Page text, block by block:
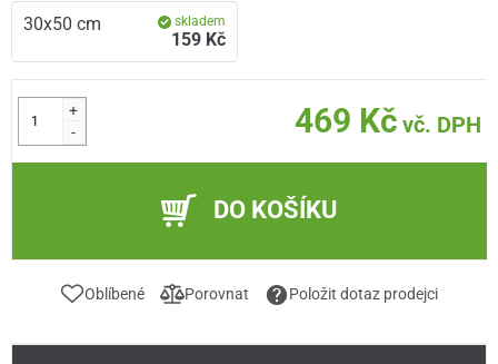
30x50 cm skladem
159 Kč
+
-
469 Kč vč. DPH
DO KOŠÍKU
Oblíbené Porovnat Položit dotaz prodejci